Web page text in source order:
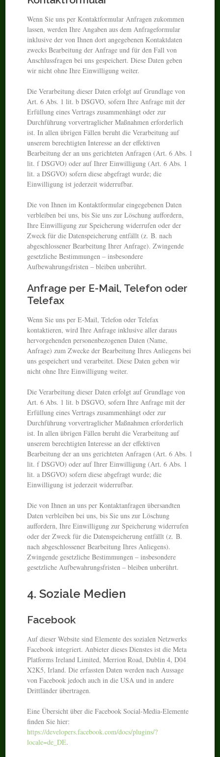
Wenn Sie uns per Kontaktformular Anfragen zukommen
lassen, werden Ihre Angaben aus dem Anfrageformular
inklusive der von Ihnen dort angegebenen Kontaktdaten
zwecks Bearbeitung der Anfrage und für den Fall von
Anschlussfragen bei uns gespeichert. Diese Daten geben
wir nicht ohne Ihre Einwilligung weiter.
Die Verarbeitung dieser Daten erfolgt auf Grundlage von
Art. 6 Abs. 1 lit. b DSGVO, sofern Ihre Anfrage mit der
Erfüllung eines Vertrags zusammenhängt oder zur
Durchführung vorvertraglicher Maßnahmen erforderlich
ist. In allen übrigen Fällen beruht die Verarbeitung auf
unserem berechtigten Interesse an der effektiven
Bearbeitung der an uns gerichteten Anfragen (Art. 6 Abs. 1
lit. f DSGVO) oder auf Ihrer Einwilligung (Art. 6 Abs. 1
lit. a DSGVO) sofern diese abgefragt wurde; die
Einwilligung ist jederzeit widerrufbar.
Die von Ihnen im Kontaktformular eingegebenen Daten
verbleiben bei uns, bis Sie uns zur Löschung auffordern,
Ihre Einwilligung zur Speicherung widerrufen oder der
Zweck für die Datenspeicherung entfällt (z. B. nach
abgeschlossener Bearbeitung Ihrer Anfrage). Zwingende
gesetzliche Bestimmungen – insbesondere
Aufbewahrungsfristen – bleiben unberührt.
Anfrage per E-Mail, Telefon oder
Telefax
Wenn Sie uns per E-Mail, Telefon oder Telefax
kontaktieren, wird Ihre Anfrage inklusive aller daraus
hervorgehenden personenbezogenen Daten (Name,
Anfrage) zum Zwecke der Bearbeitung Ihres Anliegens bei
uns gespeichert und verarbeitet. Diese Daten geben wir
nicht ohne Ihre Einwilligung weiter.
Die Verarbeitung dieser Daten erfolgt auf Grundlage von
Art. 6 Abs. 1 lit. b DSGVO, sofern Ihre Anfrage mit der
Erfüllung eines Vertrags zusammenhängt oder zur
Durchführung vorvertraglicher Maßnahmen erforderlich
ist. In allen übrigen Fällen beruht die Verarbeitung auf
unserem berechtigten Interesse an der effektiven
Bearbeitung der an uns gerichteten Anfragen (Art. 6 Abs. 1
lit. f DSGVO) oder auf Ihrer Einwilligung (Art. 6 Abs. 1
lit. a DSGVO) sofern diese abgefragt wurde; die
Einwilligung ist jederzeit widerrufbar.
Die von Ihnen an uns per Kontaktanfragen übersandten
Daten verbleiben bei uns, bis Sie uns zur Löschung
auffordern, Ihre Einwilligung zur Speicherung widerrufen
oder der Zweck für die Datenspeicherung entfällt (z. B.
nach abgeschlossener Bearbeitung Ihres Anliegens).
Zwingende gesetzliche Bestimmungen – insbesondere
gesetzliche Aufbewahrungsfristen – bleiben unberührt.
4. Soziale Medien
Facebook
Auf dieser Website sind Elemente des sozialen Netzwerks
Facebook integriert. Anbieter dieses Dienstes ist die Meta
Platforms Ireland Limited, Merrion Road, Dublin 4, D04
X2K5, Irland. Die erfassten Daten werden nach Aussage
von Facebook jedoch auch in die USA und in andere
Drittländer übertragen.
Eine Übersicht über die Facebook Social-Media-Elemente
finden Sie hier:
https://developers.facebook.com/docs/plugins/?
locale=de_DE.